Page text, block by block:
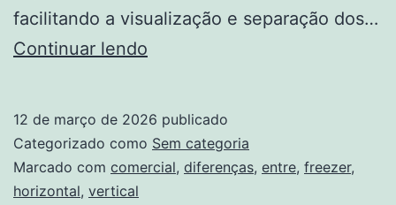
facilitando a visualização e separação dos…
Continuar lendo
Vertical
E
12 de março de 2026 publicado
Categorizado como Sem categoria
Marcado com comercial, diferenças, entre, freezer,
horizontal, vertical